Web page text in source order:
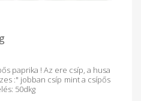
paprika ! Az ere csíp, a husa
:" jobban csíp mint a csípős
50dkg